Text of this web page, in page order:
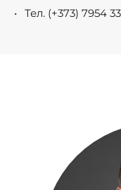
Тел. (+373) 7954